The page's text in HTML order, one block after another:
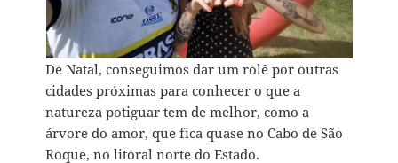
De Natal, conseguimos dar um rolê por outras
cidades próximas para conhecer o que a
natureza potiguar tem de melhor, como a
árvore do amor, que fica quase no Cabo de São
Roque, no litoral norte do Estado.